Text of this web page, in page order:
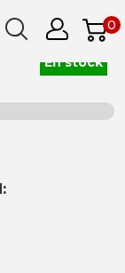
0
En stock